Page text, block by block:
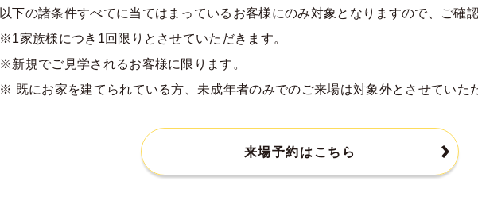
以下の諸条件すべてに当てはまっているお客様にのみ対象となりますので、ご確
※1家族様につき1回限りとさせていただきます。
※新規でご見学されるお客様に限ります。
※ 既にお家を建てられている方、未成年者のみでのご来場は対象外とさせていた
来場予約はこちら